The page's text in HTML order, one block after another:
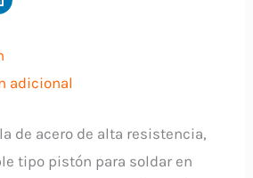
adicional
de acero de alta resistencia,
tipo pistón para soldar en